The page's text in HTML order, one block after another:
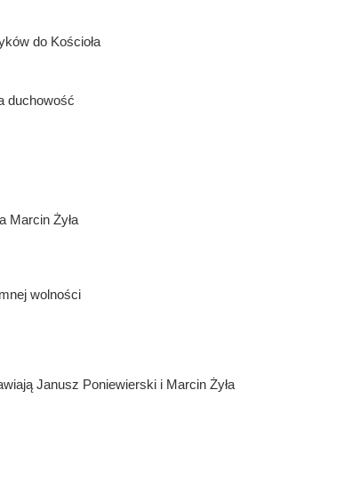
do Kościoła
duchowość
Marcin Żyła
wolności
Janusz Poniewierski i Marcin Żyła